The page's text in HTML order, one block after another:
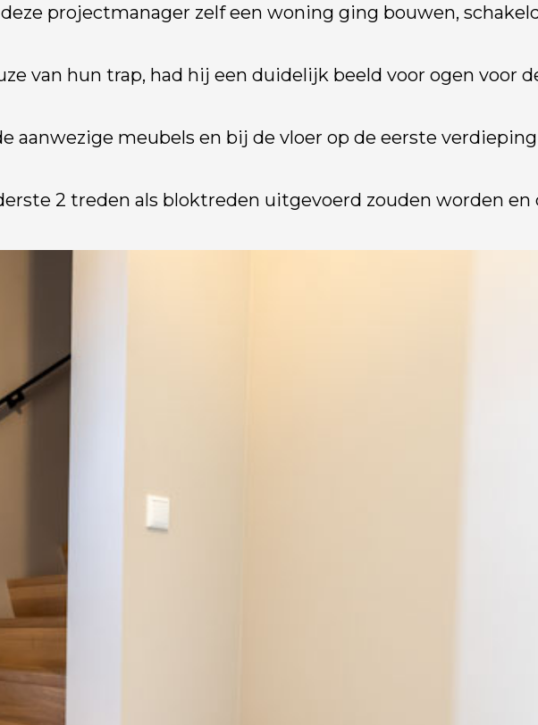
projectmanager zelf een woning ging bouwen,
van hun trap, had hij een duidelijk beeld voor ogen voor
aanwezige meubels en bij de vloer op de eerste
2 treden als bloktreden uitgevoerd zouden worden en